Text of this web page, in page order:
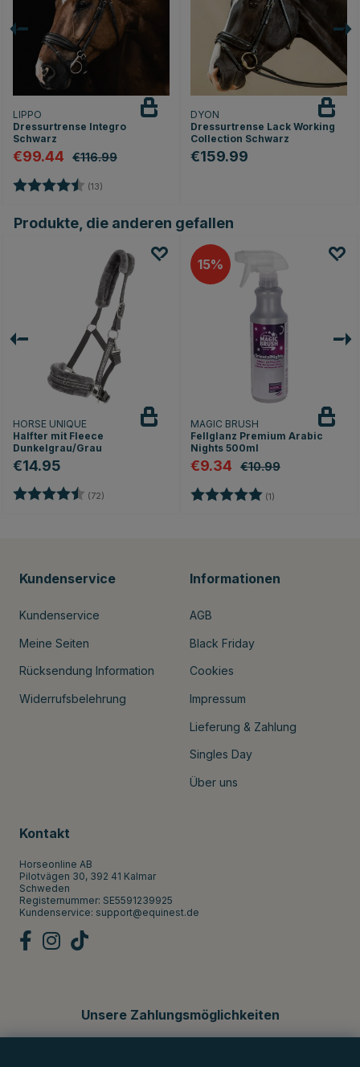
LIPPO
Dressurtrense Integro
Schwarz
€99.44 €116.99
Bewertung: (13)
DYON
Dressurtrense Lack Working
Collection Schwarz
€159.99
Produkte, die anderen gefallen
HORSE UNIQUE
Halfter mit Fleece
Dunkelgrau/Grau
€14.95
Bewertung: (72)
15
MAGIC BRUSH
Fellglanz Premium Arabic
Nights 500ml
€9.34 €10.99
Bewertung: (1)
Kundenservice
Kundenservice
Meine Seiten
Rücksendung Information
Widerrufsbelehrung
Informationen
AGB
Black Friday
Cookies
Impressum
Lieferung & Zahlung
Singles Day
Über uns
Kontakt
Horseonline AB
Pilotvägen 30, 392 41 Kalmar
Schweden
Registernummer: SE5591239925
Kundenservice: support@equinest.de
Unsere Zahlungsmöglichkeiten